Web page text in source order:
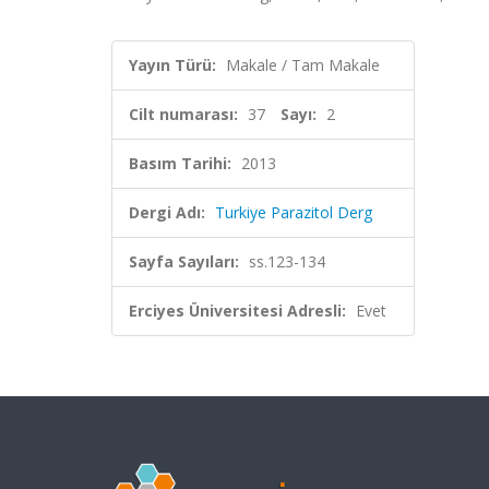
Yayın Türü: Makale / Tam Makale
Cilt numarası: 37 Sayı: 2
Basım Tarihi: 2013
Dergi Adı: Turkiye Parazitol Derg
Sayfa Sayıları: ss.123-134
Erciyes Üniversitesi Adresli: Evet